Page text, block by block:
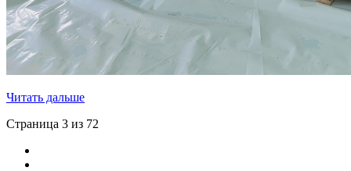
Читать дальше
Страница 3 из 72